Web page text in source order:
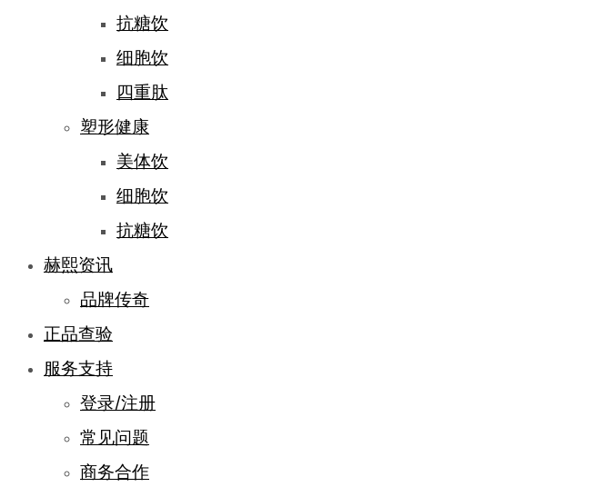
抗糖饮
细胞饮
四重肽
塑形健康
美体饮
细胞饮
抗糖饮
赫熙资讯
品牌传奇
正品查验
服务支持
登录/注册
常见问题
商务合作